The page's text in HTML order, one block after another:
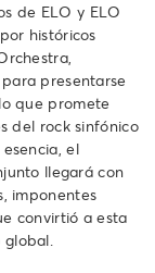
de ELO y ELO
históricos
presentarse
que promete
del rock sinfónico
el
llegará con
imponentes
convirtió a esta
global.